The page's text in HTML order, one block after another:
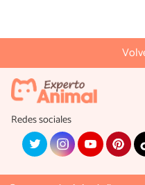
Concuerdo contigo te
Redes sociales